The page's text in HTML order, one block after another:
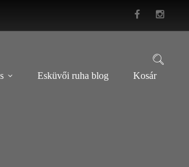
Esküvői ruha blog Kosár